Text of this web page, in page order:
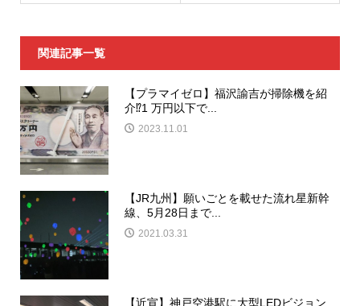
関連記事一覧
【プラマイゼロ】福沢諭吉が掃除機を紹
介⁉1 万円以下で...
2023.11.01
【JR九州】願いごとを載せた流れ星新幹
線、5月28日まで...
2021.03.31
【近宣】神戸空港駅に大型LEDビジョン